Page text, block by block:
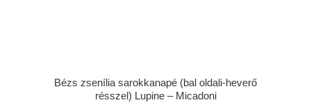
Bézs zsenília sarokkanapé (bal oldali-heverő
résszel) Lupine – Micadoni